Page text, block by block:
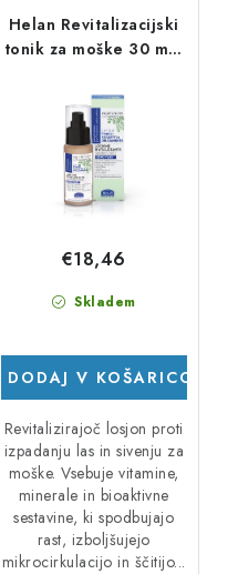
Helan Revitalizacijski
tonik za moške 30 ml -
izpadanju las
Skladem
€18,46
DODAJ V KOŠARICO
Revitalizirajoč losjon proti
izpadanju las in sivenju za
moške. Vsebuje vitamine,
minerale in bioaktivne
sestavine, ki spodbujajo
rast, izboljšujejo
mikrocirkulacijo in ščitijo...